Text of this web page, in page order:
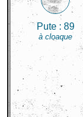
Pute : 89
à cloaque